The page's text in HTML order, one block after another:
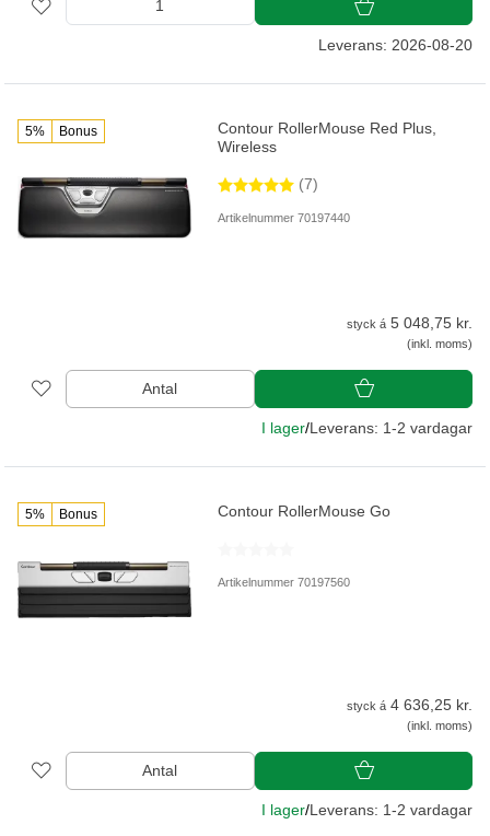
Leverans: 2026-08-20
5% Bonus
Contour RollerMouse Red Plus,
Wireless
(7)
Artikelnummer 70197440
styck á 5 048,75 kr.
(inkl. moms)
Antal
I lager/Leverans: 1-2 vardagar
5% Bonus Contour RollerMouse Go
Artikelnummer 70197560
styck á 4 636,25 kr.
(inkl. moms)
Antal
I lager/Leverans: 1-2 vardagar